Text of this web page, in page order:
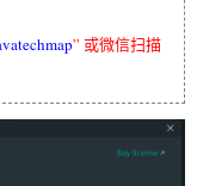
” 或微信扫描